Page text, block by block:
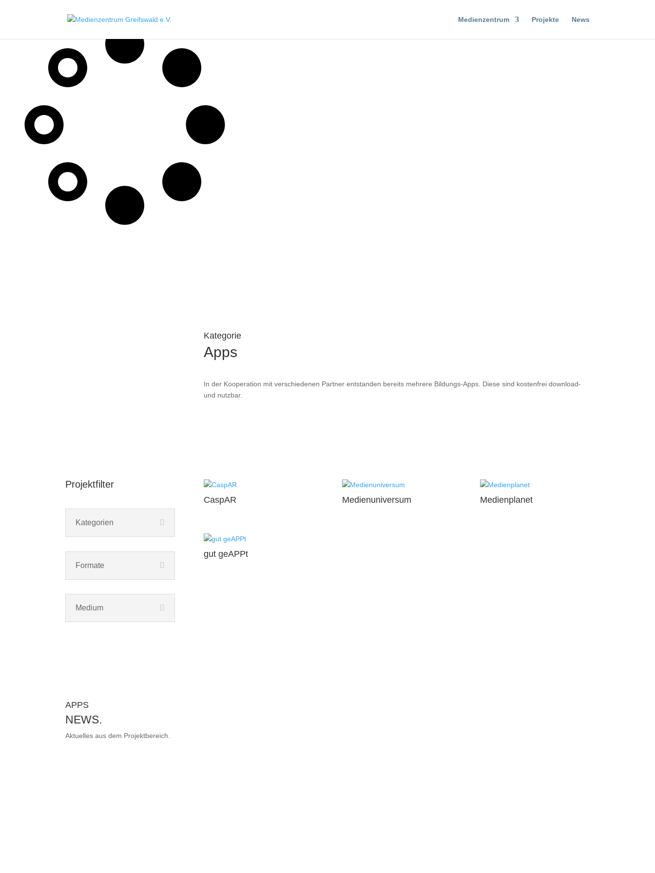
Medienzentrum Projekte News
Kategorie
Apps
In der Kooperation mit verschiedenen Partner entstanden bereits mehrere Bildungs-Apps. Diese sind kostenfrei download-
und nutzbar.
Projektfilter
Kategorien
Formate
Medium
CaspAR Medienuniversum Medienplanet
gut geAPPt
APPS
NEWS.
Aktuelles aus dem Projektbereich.